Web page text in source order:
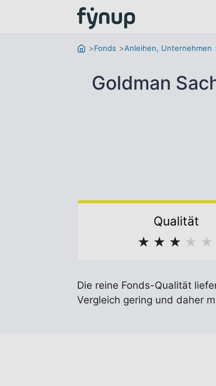
Fonds Anleihen, Unternehmen
Goldman
Qualität
★ ★ ★ ★ ★
Die reine Fonds-Qualität
Vergleich gering und daher